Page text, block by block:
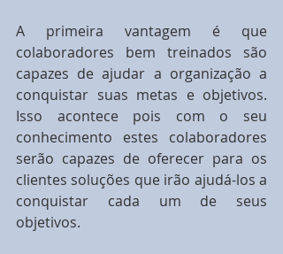
A primeira vantagem é que
colaboradores bem treinados são
capazes de ajudar a organização a
conquistar suas metas e objetivos.
Isso acontece pois com o seu
conhecimento estes colaboradores
serão capazes de oferecer para os
clientes soluções que irão ajudá-los a
conquistar cada um de seus
objetivos.